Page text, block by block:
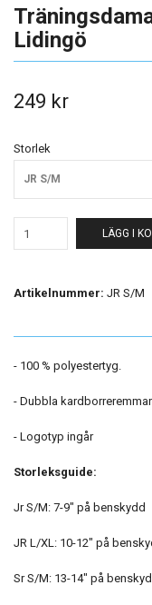
Lidingö
249 kr
Storlek
JR S/M
LÄGG I
Artikelnummer: JR S/M
- 100 % polyestertyg.
- Dubbla kardborreremmar
- Logotyp ingår
Storleksguide:
Jr S/M: 7-9" på benskydd
JR L/XL: 10-12" på
Sr S/M: 13-14" på